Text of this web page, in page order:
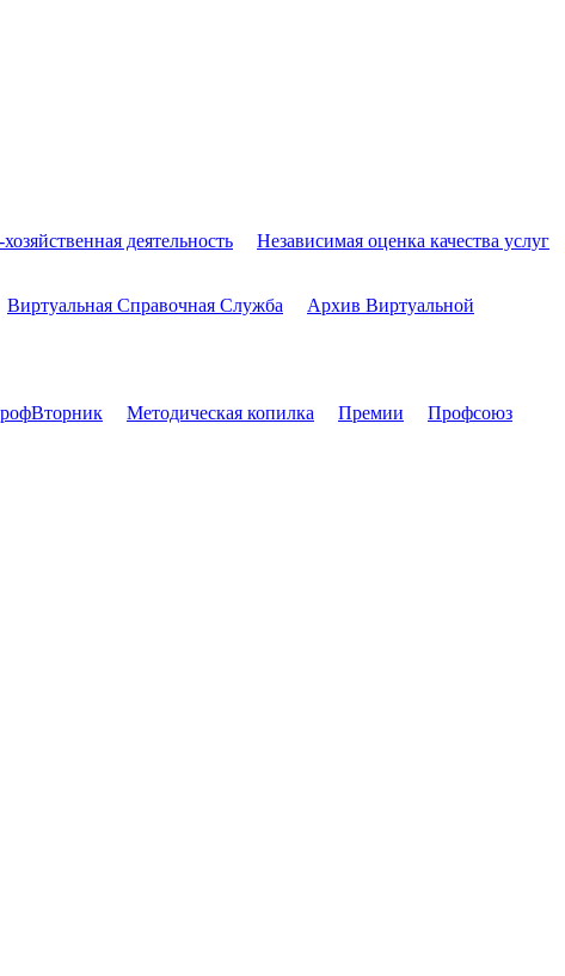
деятельность
Независимая оценка качества услуг
Виртуальная Справочная Служба
Архив Виртуальной
Методическая копилка Премии
Профсоюз